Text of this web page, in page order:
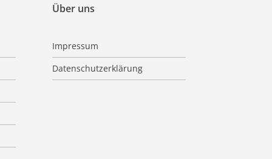
Über uns
Impressum
Datenschutzerklärung